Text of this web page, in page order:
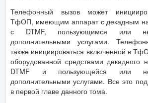
Телефонный вызов может
ТфОП, имеющим аппарат с декадным
с DTMF, пользующимся или
дополнительными услугами.
также инициироваться включенной в
оборудованной средствами декадного
DTMF и пользующейся или не
дополнительными услугами. Все это
в первой главе данного тома.